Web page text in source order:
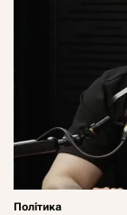
Політика